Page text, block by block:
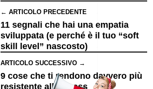
← ARTICOLO PRECEDENTE
11 segnali che hai una empatia
sviluppata (e perché è il tuo “soft
skill level” nascosto)
ARTICOLO SUCCESSIVO →
9 cose che ti rendono davvero più
resistente allo stress